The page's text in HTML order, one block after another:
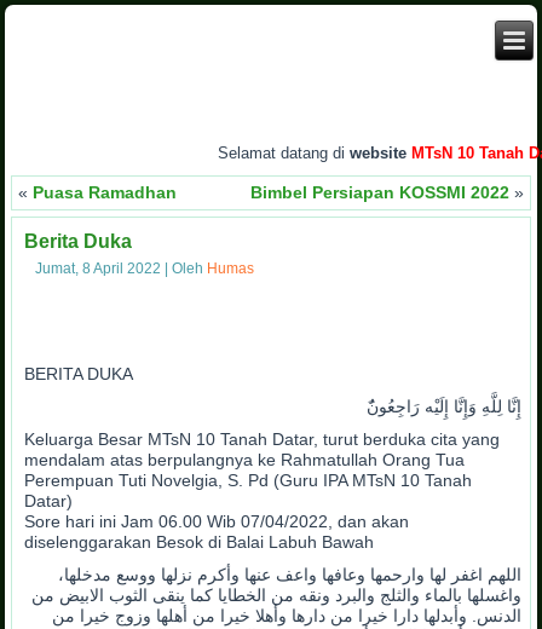
Selamat datang diwebsite MTsN 10 Tanah
« Puasa Ramadhan Bimbel Persiapan KOSSMI 2022»
Berita Duka
Jumat, 8 April 2022 |Oleh Humas
BERITA DUKA
َإِنَّا لِلَّهِ وَإِنَّا إِلَيْه رَاجِعُونَُ
Keluarga Besar MTsN 10 Tanah Datar, turut berduka cita yang
mendalam atas berpulangnya ke Rahmatullah Orang Tua
Perempuan Tuti Novelgia, S. Pd (Guru IPA MTsN 10 Tanah
Datar)
Sore hari ini Jam 06.00 Wib 07/04/2022, dan akan
diselenggarakan Besok di Balai Labuh Bawah
اللهم اغفر لها وارحمها وعافها واعف عنها وأكرم نزلها ووسع مدخلها،
واغسلها بالماء والثلج والبرد ونقه من الخطايا كما ينقى الثوب الابيض من
الدنس. وأبدلها دارا خيرا من دارها وأهلا خيرا من أهلها وزوج خيرا من